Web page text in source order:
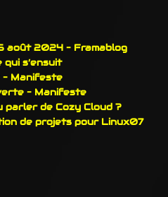
août 2024 – Framablog
s’ensuit
Manifeste
– Manifeste
parler de Cozy Cloud ?
de projets pour Linux07